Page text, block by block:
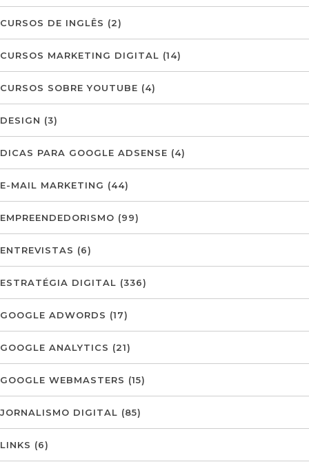
CURSOS DE INGLÊS (2)
CURSOS MARKETING DIGITAL (14)
CURSOS SOBRE YOUTUBE (4)
DESIGN (3)
DICAS PARA GOOGLE ADSENSE (4)
E-MAIL MARKETING (44)
EMPREENDEDORISMO (99)
ENTREVISTAS (6)
ESTRATÉGIA DIGITAL (336)
GOOGLE ADWORDS (17)
GOOGLE ANALYTICS (21)
GOOGLE WEBMASTERS (15)
JORNALISMO DIGITAL (85)
LINKS (6)